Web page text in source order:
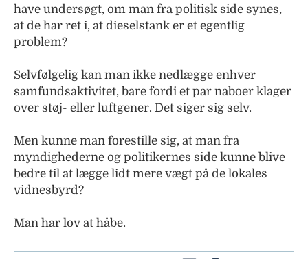
have undersøgt, om man fra politisk side synes,
at de har ret i, at dieselstank er et egentlig
problem?
Selvfølgelig kan man ikke nedlægge enhver
samfundsaktivitet, bare fordi et par naboer klager
over støj- eller luftgener. Det siger sig selv.
Men kunne man forestille sig, at man fra
myndighederne og politikernes side kunne blive
bedre til at lægge lidt mere vægt på de lokales
vidnesbyrd?
Man har lov at håbe.